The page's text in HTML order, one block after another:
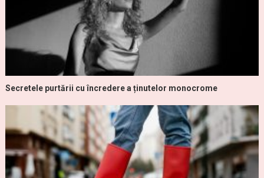
Secretele purtării cu încredere a ținutelor monocrome